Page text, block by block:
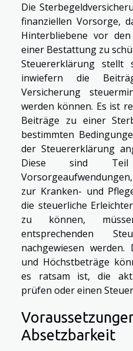
Die
finanziellen Vorsorge,
Hinterbliebene vor
einer Bestattung zu
Steuererklärung
inwiefern die
Versicherung
werden können. Es ist
Beiträge zu einer
bestimmten
der Steuererklärung
Diese sind Teil
zur Kranken- und
die steuerliche
zu können,
entsprechenden
nachgewiesen werden.
und Höchstbeträge
es ratsam ist, die
prüfen oder einen
Absetzbarkeit